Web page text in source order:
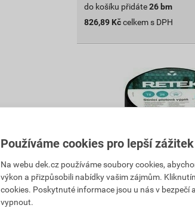
do košíku přidáte 26 bm
826,89 Kč celkem s DPH
Používáme cookies pro lepší
Na webu dek.cz používáme soubory cookies,
výkon a přizpůsobili nabídky vašim zájmům.
cookies. Poskytnuté informace jsou u nás v
vypnout.